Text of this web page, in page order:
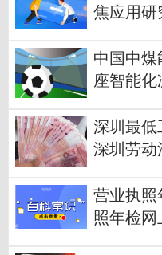
焦应用研
中国中煤
座智能化
深圳最低
深圳劳动
营业执照
照年检网